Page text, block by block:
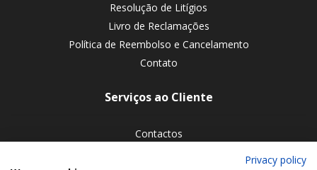
Resolução de Litígios
Livro de Reclamações
Política de Reembolso e Cancelamento
Contato
Serviços ao Cliente
Contactos
Privacy policy